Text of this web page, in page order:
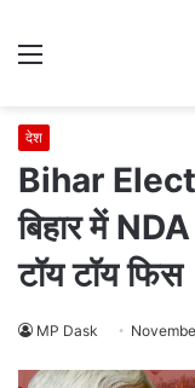
Menu
देश
Bihar
बिहार में
टॉय टॉय फिस
MP Dask